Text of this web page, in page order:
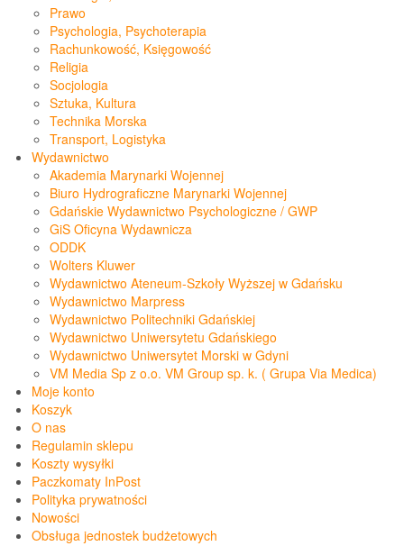
Prawo
Psychologia, Psychoterapia
Rachunkowość, Księgowość
Religia
Socjologia
Sztuka, Kultura
Technika Morska
Transport, Logistyka
Wydawnictwo
Akademia Marynarki Wojennej
Biuro Hydrograficzne Marynarki Wojennej
Gdańskie Wydawnictwo Psychologiczne / GWP
GiS Oficyna Wydawnicza
ODDK
Wolters Kluwer
Wydawnictwo Ateneum-Szkoły Wyższej w Gdańsku
Wydawnictwo Marpress
Wydawnictwo Politechniki Gdańskiej
Wydawnictwo Uniwersytetu Gdańskiego
Wydawnictwo Uniwersytet Morski w Gdyni
VM Media Sp z o.o. VM Group sp. k. ( Grupa Via Medica)
Moje konto
Koszyk
O nas
Regulamin sklepu
Koszty wysyłki
Paczkomaty InPost
Polityka prywatności
Nowości
Obsługa jednostek budżetowych